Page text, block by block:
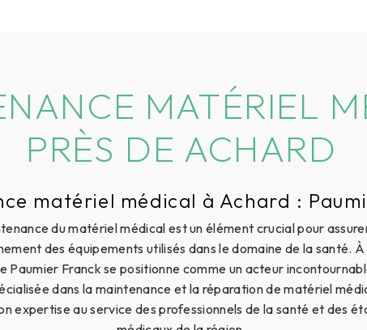
MATÉRIEL
PRÈS DE ACHARD
matériel médical à Achard :
du matériel médical est un élément crucial pour
des équipements utilisés dans le domaine de la santé.
Paumier Franck se positionne comme un acteur
dans la maintenance et la réparation de matériel
expertise au service des professionnels de la santé et des